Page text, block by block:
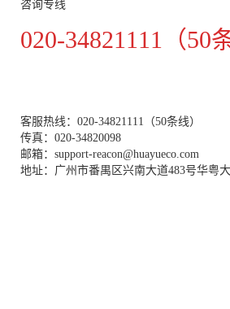
咨询专线
020-34821111（50
客服热线：020-34821111（50条线）
传真：020-34820098
邮箱：support-reacon@huayueco.com
地址：广州市番禺区兴南大道483号华粤